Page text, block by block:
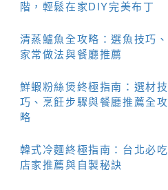
階，輕鬆在家DIY完美布丁
清蒸鱸魚全攻略：選魚技巧、
家常做法與餐廳推薦
鮮蝦粉絲煲終極指南：選材技
巧、烹飪步驟與餐廳推薦全攻
略
韓式冷麵終極指南：台北必吃
店家推薦與自製秘訣